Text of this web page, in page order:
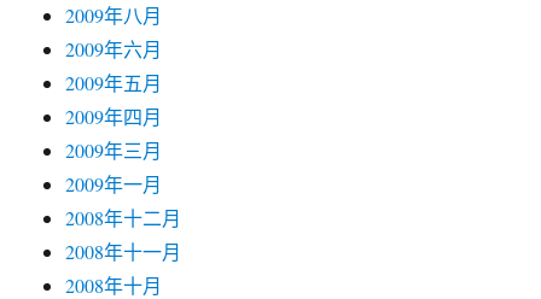
2009年八月
2009年六月
2009年五月
2009年四月
2009年三月
2009年一月
2008年十二月
2008年十一月
2008年十月